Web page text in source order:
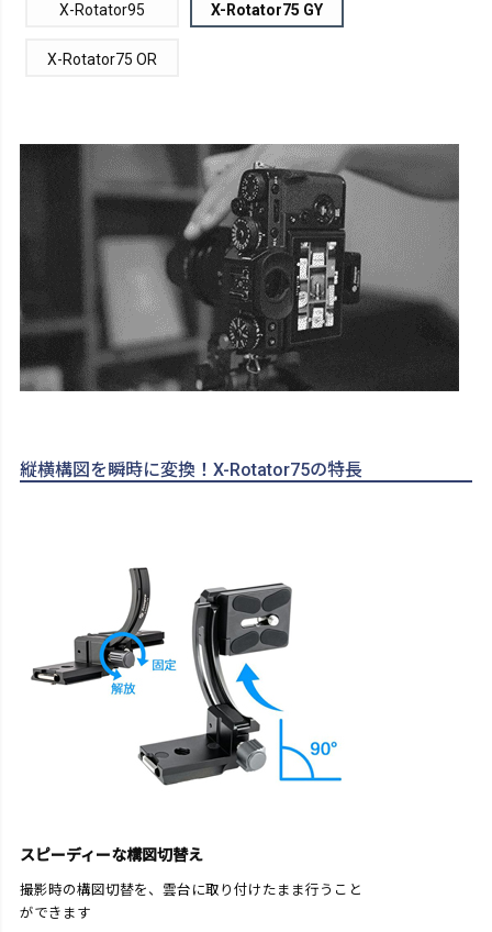
X-Rotator95 X-Rotator75 GY
X-Rotator75 OR
縦横構図を瞬時に変換！X-Rotator75の特長
スピーディーな構図切替え
撮影時の構図切替を、雲台に取り付けたまま行うこと
ができます